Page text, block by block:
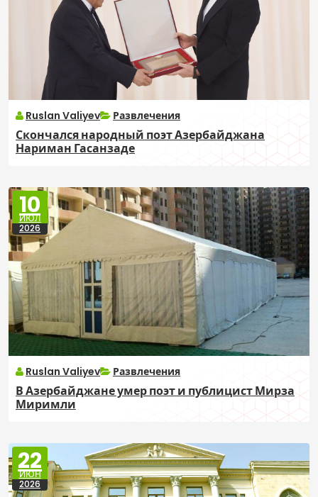
Ruslan Valiyev Развлечения
Скончался народный поэт Азербайджана
Нариман Гасанзаде
10
ИЮЛ
2026
Ruslan Valiyev Развлечения
В Азербайджане умер поэт и публицист Мирза
Миримли
22
ИЮН
2026